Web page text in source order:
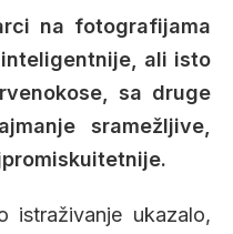
na fotografijama
ali isto
sa druge
sramežljive,
istraživanje ukazalo,